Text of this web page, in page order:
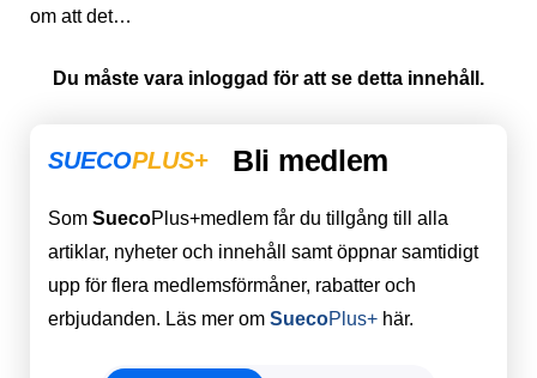
om att det…
Du måste vara inloggad för att se detta innehåll.
SUECOPLUS+ Bli medlem
Som SuecoPlus+medlem får du tillgång till alla
artiklar, nyheter och innehåll samt öppnar samtidigt
upp för flera medlemsförmåner, rabatter och
erbjudanden. Läs mer om SuecoPlus+ här.